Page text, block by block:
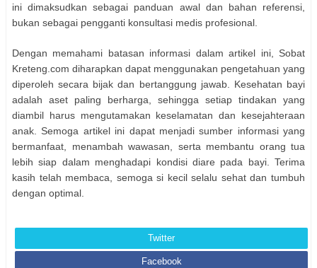
ini dimaksudkan sebagai panduan awal dan bahan referensi,
bukan sebagai pengganti konsultasi medis profesional.
Dengan memahami batasan informasi dalam artikel ini, Sobat
Kreteng.com diharapkan dapat menggunakan pengetahuan yang
diperoleh secara bijak dan bertanggung jawab. Kesehatan bayi
adalah aset paling berharga, sehingga setiap tindakan yang
diambil harus mengutamakan keselamatan dan kesejahteraan
anak. Semoga artikel ini dapat menjadi sumber informasi yang
bermanfaat, menambah wawasan, serta membantu orang tua
lebih siap dalam menghadapi kondisi diare pada bayi. Terima
kasih telah membaca, semoga si kecil selalu sehat dan tumbuh
dengan optimal.
Twitter
Facebook